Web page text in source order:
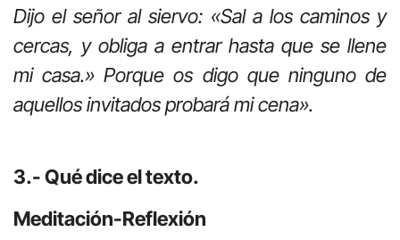
Dijo el señor al siervo: «Sal a los caminos y
cercas, y obliga a entrar hasta que se llene
mi casa.» Porque os digo que ninguno de
aquellos invitados probará mi cena».
3.- Qué dice el texto.
Meditación-Reflexión